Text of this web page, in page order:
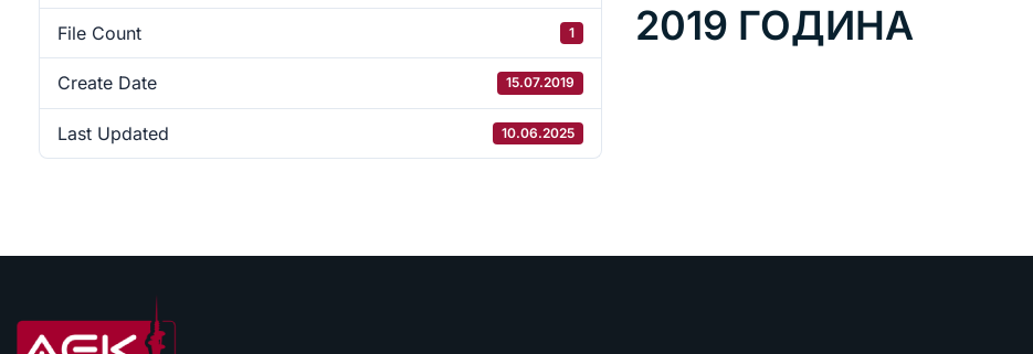
File Count 1
Create Date 15.07.2019
Last Updated 10.06.2025
2019 ГОДИНА